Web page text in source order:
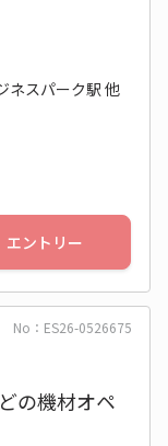
ネスパーク駅 他
エントリー
No：ES26-0526675
の機材オペ